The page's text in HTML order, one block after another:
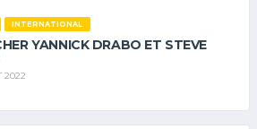
INTERNATIONAL
YANNICK DRABO ET STEVE
2022